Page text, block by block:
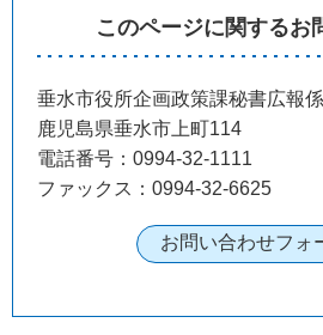
このページに関するお
垂水市役所企画政策課秘書広報係
鹿児島県垂水市上町114
電話番号：0994-32-1111
ファックス：0994-32-6625